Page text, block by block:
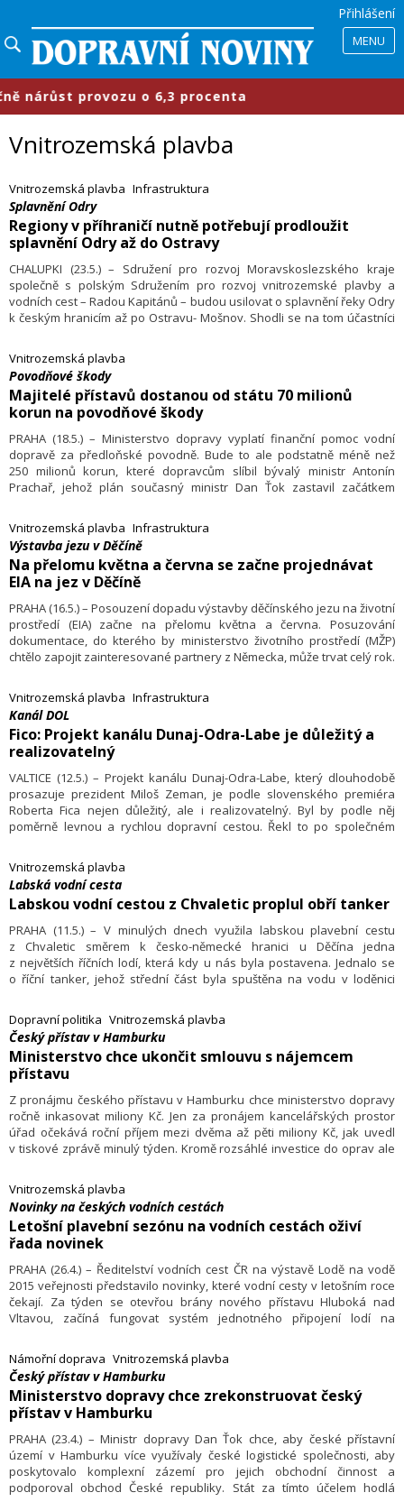
Přihlášení
MENU
provozu o 6,3 procenta
Vnitrozemská plavba
Vnitrozemská plavba Infrastruktura
Splavnění Odry
Regiony v příhraničí nutně potřebují prodloužit
splavnění Odry až do Ostravy
CHALUPKI (23.5.) – Sdružení pro rozvoj Moravskoslezského kraje
společně s polským Sdružením pro rozvoj vnitrozemské plavby a
vodních cest – Radou Kapitánů – budou usilovat o splavnění řeky Odry
k českým hranicím až po Ostravu- Mošnov. Shodli se na tom účastníci
v Chalupkách a kterou organizovali oba partneři.
Vnitrozemská plavba
Povodňové škody
Majitelé přístavů dostanou od státu 70 milionů
korun na povodňové škody
PRAHA (18.5.) – Ministerstvo dopravy vyplatí finanční pomoc vodní
dopravě za předloňské povodně. Bude to ale podstatně méně než
250 milionů korun, které dopravcům slíbil bývalý ministr Antonín
Prachař, jehož plán současný ministr Dan Ťok zastavil začátkem
majitelům přístavů. V původním plánu měli větší část peněz získat
provozovatelé nákladních lodí.
Vnitrozemská plavba Infrastruktura
Výstavba jezu v Děčíně
Na přelomu května a června se začne projednávat
EIA na jez v Děčíně
PRAHA (16.5.) – Posouzení dopadu výstavby děčínského jezu na životní
prostředí (EIA) začne na přelomu května a června. Posuzování
dokumentace, do kterého by ministerstvo životního prostředí (MŽP)
chtělo zapojit zainteresované partnery z Německa, může trvat celý rok.
Vnitrozemská plavba Infrastruktura
Kanál DOL
Fico: Projekt kanálu Dunaj-Odra-Labe je důležitý a
realizovatelný
VALTICE (12.5.) – Projekt kanálu Dunaj-Odra-Labe, který dlouhodobě
prosazuje prezident Miloš Zeman, je podle slovenského premiéra
Roberta Fica nejen důležitý, ale i realizovatelný. Byl by podle něj
poměrně levnou a rychlou dopravní cestou. Řekl to po společném
má připravit české ministerstvo dopravy.
Vnitrozemská plavba
Labská vodní cesta
Labskou vodní cestou z Chvaletic proplul obří tanker
PRAHA (11.5.) – V minulých dnech využila labskou plavební cestu
z Chvaletic směrem k česko-německé hranici u Děčína jedna
z největších říčních lodí, která kdy u nás byla postavena. Jednalo se
o říční tanker, jehož střední část byla spuštěna na vodu v loděnici
loděnice k dokončení. Odtud osmdesát metrů dlouhý tanker zamířil do
Magdeburku, aby plavbou po německých kanálech ulehčil německé
silniční dopravě.
Dopravní politika Vnitrozemská plavba
Český přístav v Hamburku
Ministerstvo chce ukončit smlouvu s nájemcem
přístavu
Z pronájmu českého přístavu v Hamburku chce ministerstvo dopravy
ročně inkasovat miliony Kč. Jen za pronájem kancelářských prostor
úřad očekává roční příjem mezi dvěma až pěti miliony Kč, jak uvedl
v tiskové zprávě minulý týden. Kromě rozsáhlé investice do oprav ale
Logistics, které přístav před dvěma lety samo do roku 2022 pronajalo.
Vnitrozemská plavba
Novinky na českých vodních cestách
Letošní plavební sezónu na vodních cestách oživí
řada novinek
PRAHA (26.4.) – Ředitelství vodních cest ČR na výstavě Lodě na vodě
2015 veřejnosti představilo novinky, které vodní cesty v letošním roce
čekají. Za týden se otevřou brány nového přístavu Hluboká nad
Vltavou, začíná fungovat systém jednotného připojení lodí na
přístaviště na Labi poprvé plně slouží turistům. Zdaleka to ale není vše.
Námořní doprava Vnitrozemská plavba
Český přístav v Hamburku
Ministerstvo dopravy chce zrekonstruovat český
přístav v Hamburku
PRAHA (23.4.) – Ministr dopravy Dan Ťok chce, aby české přístavní
území v Hamburku více využívaly české logistické společnosti, aby
poskytovalo komplexní zázemí pro jejich obchodní činnost a
podporoval obchod České republiky. Stát za tímto účelem hodlá